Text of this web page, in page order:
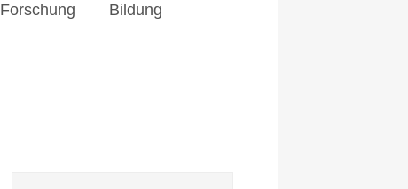
Forschung Bildung